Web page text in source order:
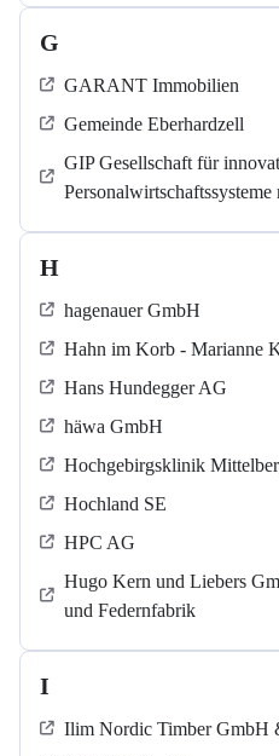
G
GARANT Immobilien
Gemeinde Eberhardzell
GIP Gesellschaft für
Personalwirtschaftssysteme
H
hagenauer GmbH
Hahn im Korb - Marianne
Hans Hundegger AG
häwa GmbH
Hochgebirgsklinik
Hochland SE
HPC AG
Hugo Kern und Liebers
und Federnfabrik
I
Ilim Nordic Timber GmbH